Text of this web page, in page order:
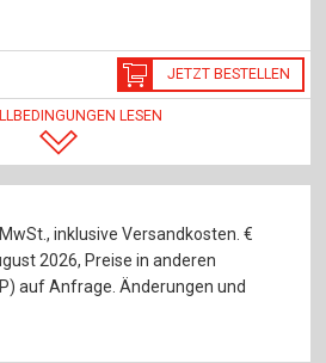
JETZT BESTELLEN
LESEN
inklusive Versandkosten. €
2026, Preise in anderen
auf Anfrage. Änderungen und